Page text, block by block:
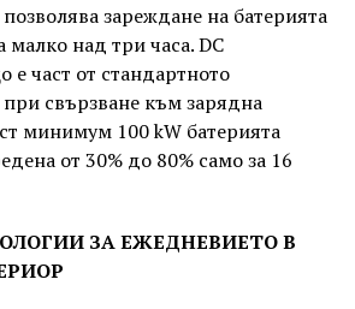
зареждане на батерията
малко над три часа. DC
е част от стандартното
свързване към зарядна
минимум 100 kW батерията
от 30% до 80% само за 16
ЗА ЕЖЕДНЕВИЕТО В